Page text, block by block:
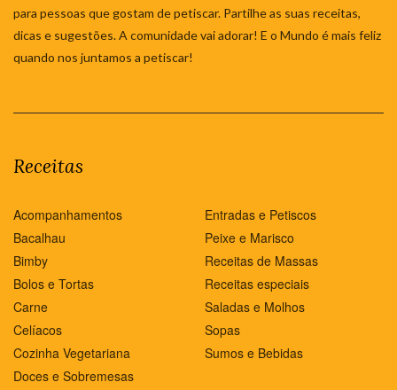
para pessoas que gostam de petiscar. Partilhe as suas receitas,
dicas e sugestões. A comunidade vai adorar! E o Mundo é mais feliz
quando nos juntamos a petiscar!
Receitas
Acompanhamentos
Bacalhau
Bimby
Bolos e Tortas
Carne
Celíacos
Cozinha Vegetariana
Doces e Sobremesas
Entradas e Petiscos
Peixe e Marisco
Receitas de Massas
Receitas especiais
Saladas e Molhos
Sopas
Sumos e Bebidas